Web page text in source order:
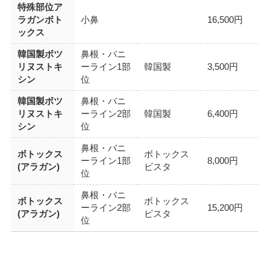
特殊部位ア
ラガンボト
ックス
小鼻 16,500円
韓国製ボツ
リヌストキ
シン
鼻根・バニ
ーライン1部
位
韓国製 3,500円
韓国製ボツ
リヌストキ
シン
鼻根・バニ
ーライン2部
位
韓国製 6,400円
ボトックス
(アラガン)
鼻根・バニ
ーライン1部
位
ボトックス
ビスタ
8,000円
ボトックス
(アラガン)
鼻根・バニ
ーライン2部
位
ボトックス
ビスタ
15,200円